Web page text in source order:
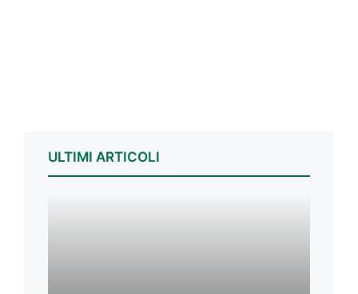
ULTIMI ARTICOLI